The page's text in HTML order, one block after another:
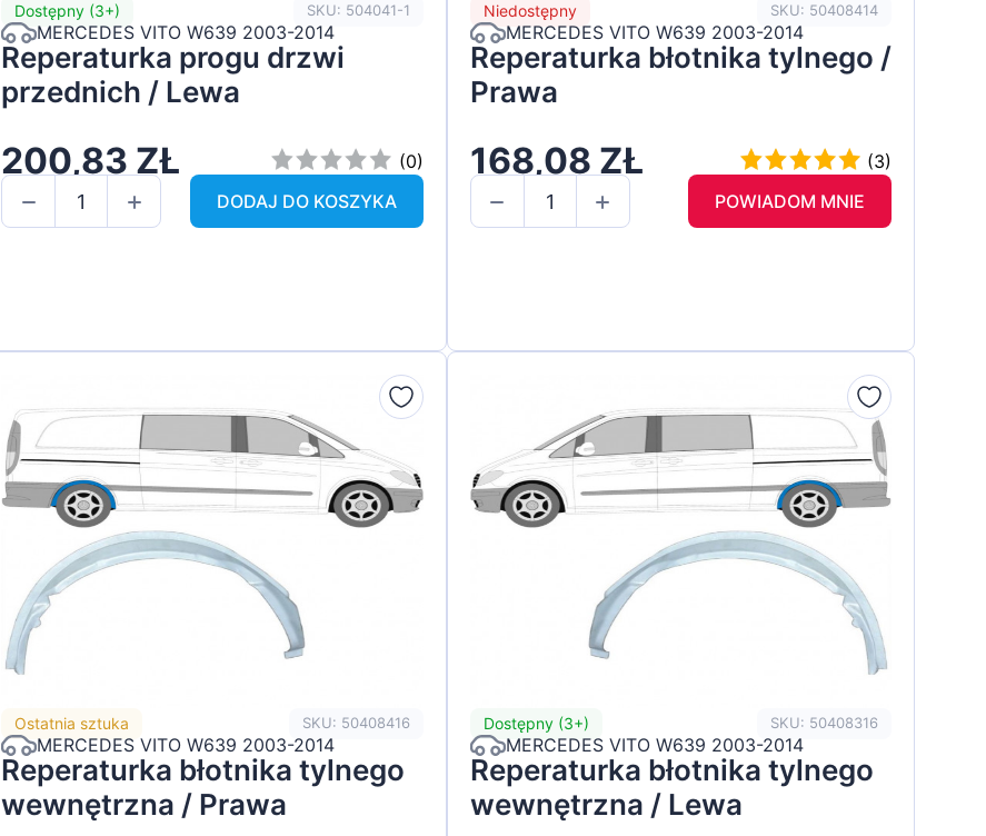
Dostępny (3+) SKU: 504041-1
MERCEDES VITO W639 2003-2014
Reperaturka progu drzwi
przednich / Lewa
200,83 ZŁ
(0)
DODAJ DO KOSZYKA
Niedostępny SKU: 50408414
MERCEDES VITO W639 2003-2014
Reperaturka błotnika tylnego /
Prawa
168,08 ZŁ
(3)
POWIADOM MNIE
Ostatnia sztuka SKU: 50408416
MERCEDES VITO W639 2003-2014
Reperaturka błotnika tylnego
wewnętrzna / Prawa
Dostępny (3+) SKU: 50408316
MERCEDES VITO W639 2003-2014
Reperaturka błotnika tylnego
wewnętrzna / Lewa